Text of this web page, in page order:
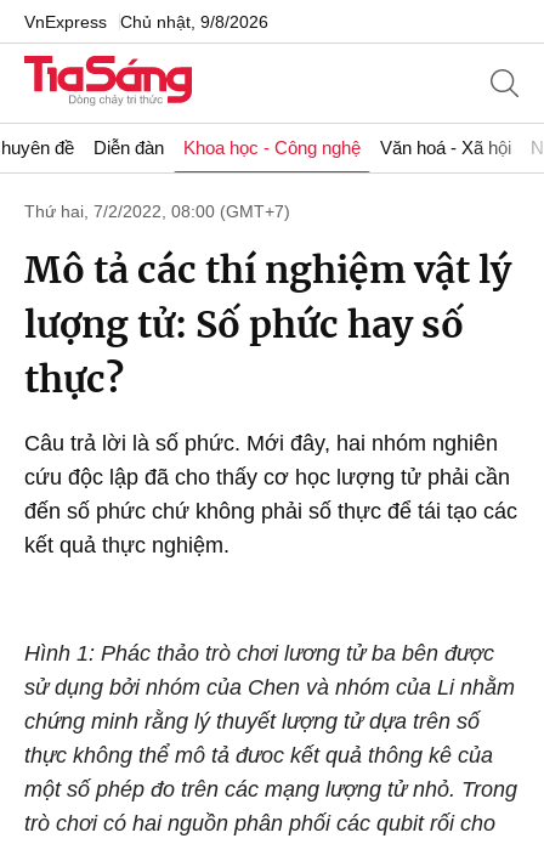
VnExpress Chủ nhật, 9/8/2026
đề Diễn đàn Khoa học - Công nghệ Văn hoá - Xã hội
Thứ hai, 7/2/2022, 08:00 (GMT+7)
Mô tả các thí nghiệm vật lý
lượng tử: Số phức hay số
thực?
Câu trả lời là số phức. Mới đây, hai nhóm nghiên
cứu độc lập đã cho thấy cơ học lượng tử phải cần
đến số phức chứ không phải số thực để tái tạo các
kết quả thực nghiệm.
Hình 1: Phác thảo trò chơi lương tử ba bên được
sử dụng bởi nhóm của Chen và nhóm của Li nhằm
chứng minh rằng lý thuyết lượng tử dựa trên số
thực không thể mô tả đưoc kết quả thông kê của
một số phép đo trên các mạng lượng tử nhỏ. Trong
trò chơi có hai nguồn phân phối các qubit rối cho